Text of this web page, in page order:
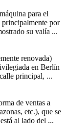
para el
principalmente por
su valía ...
renovada)
en Berlín
principal, ...
de ventas a
etc.), que se
al lado del ...